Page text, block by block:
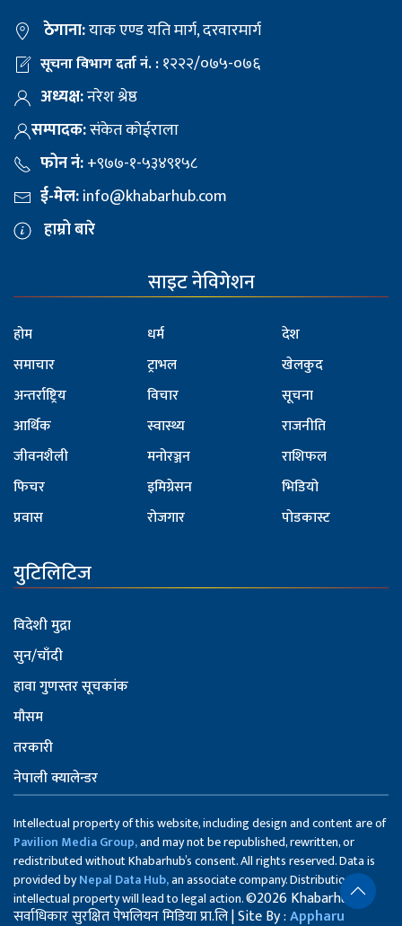
ठेगाना:याक एण्ड यति मार्ग, दरवारमार्ग
सूचना विभाग दर्ता नं. :१२२२/०७५-०७६
अध्यक्ष:नरेश श्रेष्ठ
सम्पादक:संकेत कोईराला
फोन नं:+९७७-१-५३४९१५८
ई-मेल:info@khabarhub.com
हाम्रो बारे
साइट नेविगेशन
होम
समाचार
अन्तर्राष्ट्रिय
आर्थिक
जीवनशैली
फिचर
प्रवास
धर्म
ट्राभल
विचार
स्वास्थ्य
मनोरञ्जन
इमिग्रेसन
रोजगार
देश
खेलकुद
सूचना
राजनीति
राशिफल
भिडियो
पोडकास्ट
युटिलिटिज
विदेशी मुद्रा
सुन/चाँदी
हावा गुणस्तर सूचकांक
मौसम
तरकारी
नेपाली क्यालेन्डर
Intellectual property of this website, including design and content are of
Pavilion Media Group,and may not be republished, rewritten, or
redistributed without Khabarhub’s consent. All rights reserved. Data is
provided byNepal Data Hub,an associate company. Distribution of
intellectual property will lead to legal action.©2026 Khabarhub
सर्वाधिकार सुरक्षित पेभलियन मिडिया प्रा.लि | Site By :Appharu